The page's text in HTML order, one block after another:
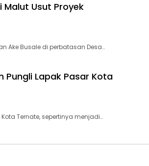
Malut Usut Proyek
Ake Busale di perbatasan Desa…
Pungli Lapak Pasar Kota
Kota Ternate, sepertinya menjadi…